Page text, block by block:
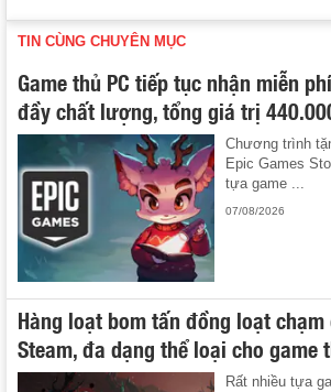
TIN CÙNG CHUYÊN MỤC
Game thủ PC tiếp tục nhận miễn
đầy chất lượng, tổng giá trị
Chương trình
Epic Games
tựa game ...
07/08/2026
Hàng loạt bom tấn đồng loạt
Steam, đa dạng thể loại cho game
Rất nhiều tựa